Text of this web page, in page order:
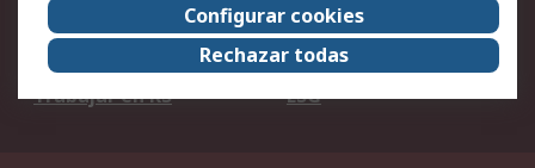
Acerca de RS
RS Group
RS en el mundo
Sala de prensa
Trabajar en RS
ESG
Configurar cookies
Rechazar todas